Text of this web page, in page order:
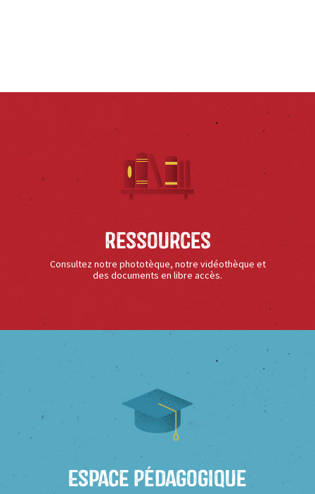
Ressources
Consultez notre phototèque, notre vidéothèque et
des documents en libre accès.
Espace Pédagogique